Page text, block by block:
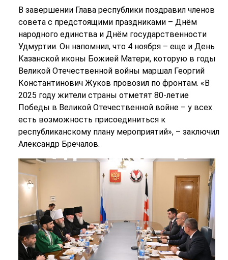
В завершении Глава республики поздравил членов
совета с предстоящими праздниками – Днём
народного единства и Днём государственности
Удмуртии. Он напомнил, что 4 ноября – еще и День
Казанской иконы Божией Матери, которую в годы
Великой Отечественной войны маршал Георгий
Константинович Жуков провозил по фронтам. «В
2025 году жители страны отметят 80-летие
Победы в Великой Отечественной войне – у всех
есть возможность присоединиться к
республиканскому плану мероприятий», – заключил
Александр Бречалов.